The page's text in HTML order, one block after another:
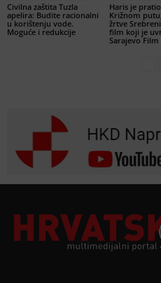
Civilna zaštita Tuzla
apelira: Budite racionalni
u korištenju vode.
Moguće i redukcije
Haris je
Križnom
žrtve
film koji je
Sarajevo Film